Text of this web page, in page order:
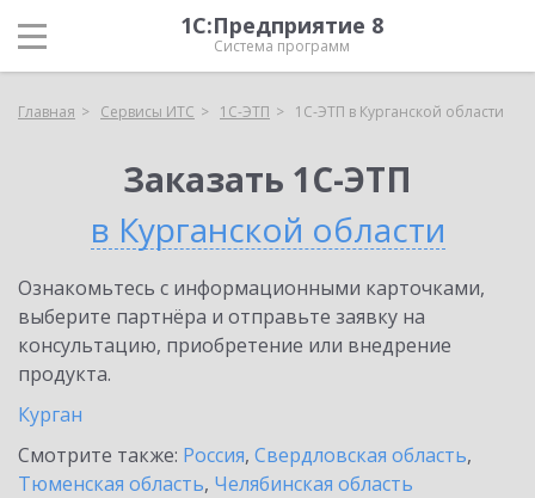
1С:Предприятие 8
Система программ
Главная Сервисы ИТС 1С-ЭТП 1С-ЭТП в Курганской области
Заказать 1С-ЭТП
в Курганской области
Ознакомьтесь с информационными карточками,
выберите партнёра и отправьте заявку на
консультацию, приобретение или внедрение
продукта.
Курган
Смотрите также: Россия, Свердловская область,
Тюменская область, Челябинская область